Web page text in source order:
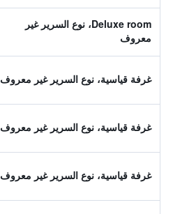
Deluxe room، نوع السرير غير
معروف
غرفة قياسية، نوع السرير غير معروف
غرفة قياسية، نوع السرير غير معروف
غرفة قياسية، نوع السرير غير معروف